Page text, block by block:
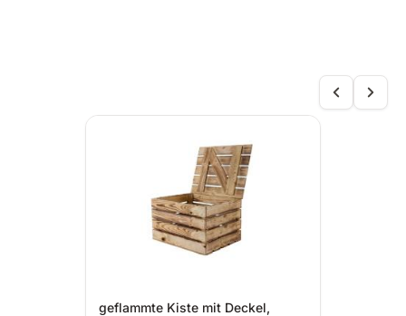
geflammte Kiste mit Deckel,